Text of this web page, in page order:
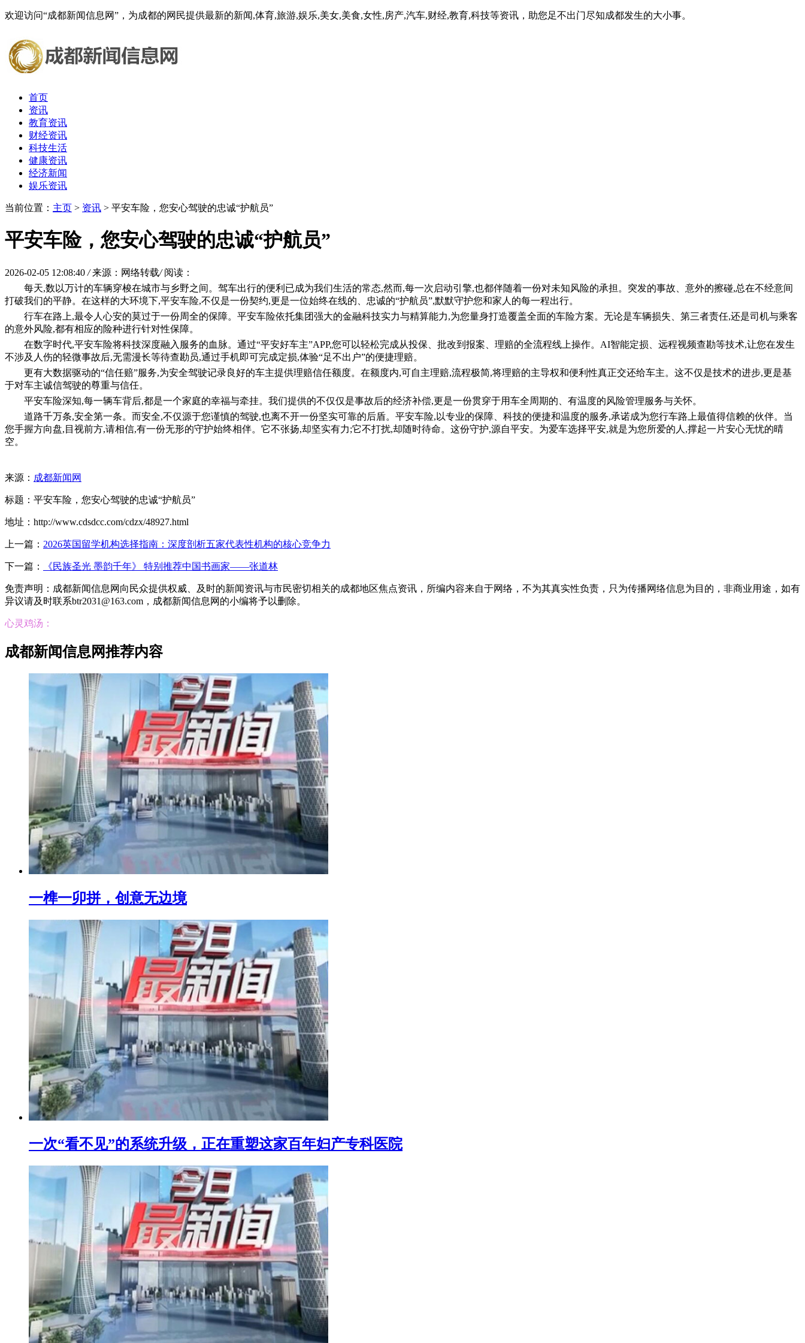
欢迎访问“成都新闻信息网”，为成都的网民提供最新的新闻,体育,旅游,娱乐,美女,美食,女性,房产,汽车,财经,教育,科技等资讯，助您足不出门尽知成都发生的大小事。
首页
资讯
教育资讯
财经资讯
科技生活
健康资讯
经济新闻
娱乐资讯
当前位置： 主页 > 资讯 > 平安车险，您安心驾驶的忠诚“护航员”
平安车险，您安心驾驶的忠诚“护航员”
2026-02-05 12:08:40 / 来源：网络转载/ 阅读：
每天,数以万计的车辆穿梭在城市与乡野之间。驾车出行的便利已成为我们生活的常态,然而,每一次启动引擎,也都伴随着一份对未知风险的承担。突发的事故、意外的擦碰,总在不经意间
打破我们的平静。在这样的大环境下,平安车险,不仅是一份契约,更是一位始终在线的、忠诚的“护航员”,默默守护您和家人的每一程出行。
行车在路上,最令人心安的莫过于一份周全的保障。平安车险依托集团强大的金融科技实力与精算能力,为您量身打造覆盖全面的车险方案。无论是车辆损失、第三者责任,还是司机与乘客
的意外风险,都有相应的险种进行针对性保障。
在数字时代,平安车险将科技深度融入服务的血脉。通过“平安好车主”APP,您可以轻松完成从投保、批改到报案、理赔的全流程线上操作。AI智能定损、远程视频查勘等技术,让您在发生
不涉及人伤的轻微事故后,无需漫长等待查勘员,通过手机即可完成定损,体验“足不出户”的便捷理赔。
更有大数据驱动的“信任赔”服务,为安全驾驶记录良好的车主提供理赔信任额度。在额度内,可自主理赔,流程极简,将理赔的主导权和便利性真正交还给车主。这不仅是技术的进步,更是基
于对车主诚信驾驶的尊重与信任。
平安车险深知,每一辆车背后,都是一个家庭的幸福与牵挂。我们提供的不仅仅是事故后的经济补偿,更是一份贯穿于用车全周期的、有温度的风险管理服务与关怀。
道路千万条,安全第一条。而安全,不仅源于您谨慎的驾驶,也离不开一份坚实可靠的后盾。平安车险,以专业的保障、科技的便捷和温度的服务,承诺成为您行车路上最值得信赖的伙伴。当
您手握方向盘,目视前方,请相信,有一份无形的守护始终相伴。它不张扬,却坚实有力;它不打扰,却随时待命。这份守护,源自平安。为爱车选择平安,就是为您所爱的人,撑起一片安心无忧的晴
空。
来源： 成都新闻网
标题：平安车险，您安心驾驶的忠诚“护航员”
地址：http://www.cdsdcc.com/cdzx/48927.html
上一篇： 2026英国留学机构选择指南：深度剖析五家代表性机构的核心竞争力
下一篇： 《民族圣光 墨韵千年》 特别推荐中国书画家——张道林
免责声明：成都新闻信息网向民众提供权威、及时的新闻资讯与市民密切相关的成都地区焦点资讯，所编内容来自于网络，不为其真实性负责，只为传播网络信息为目的，非商业用途，如有
异议请及时联系btr2031@163.com，成都新闻信息网的小编将予以删除。
心灵鸡汤：
成都新闻信息网推荐内容
一榫一卯拼，创意无边境
一次“看不见”的系统升级，正在重塑这家百年妇产专科医院